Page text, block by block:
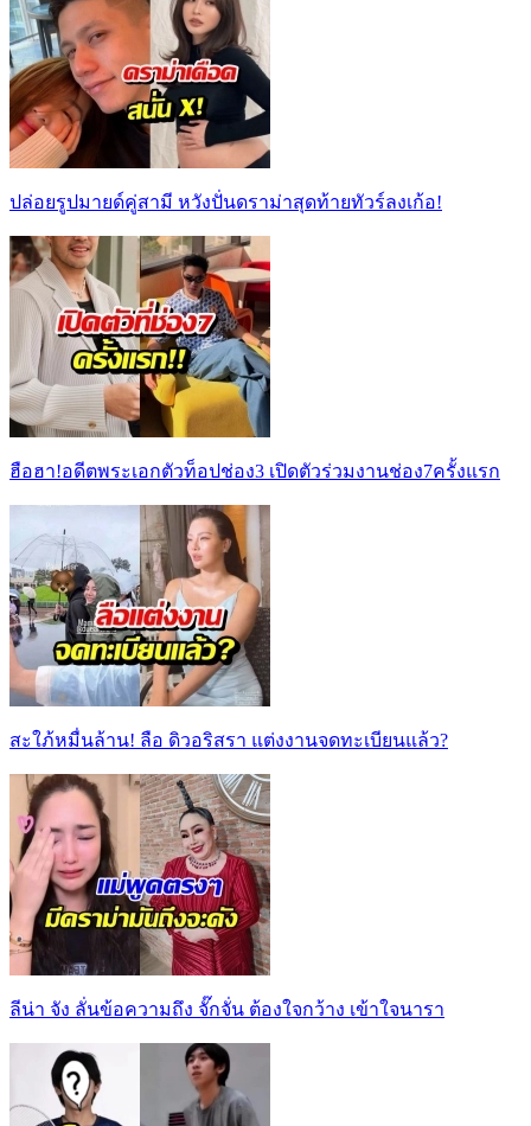
ปล่อยรูปมายด์คู่สามี หวังปั่นดราม่าสุดท้ายทัวร์ลงเก้อ!
ฮือฮา!อดีตพระเอกตัวท็อปช่อง3 เปิดตัวร่วมงานช่อง7ครั้งแรก
สะใภ้หมื่นล้าน! ลือ ดิวอริสรา แต่งงานจดทะเบียนแล้ว?
ลีน่า จัง ลั่นข้อความถึง จั๊กจั่น ต้องใจกว้าง เข้าใจนารา